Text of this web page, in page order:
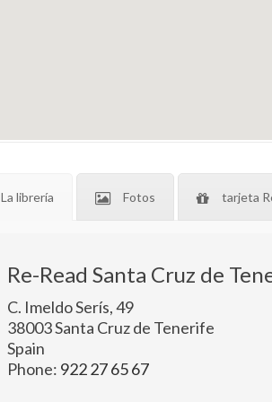
La librería Fotos tarjeta
Re-Read Santa Cruz de
C. Imeldo Serís, 49
38003Santa Cruz de Tenerife
Spain
Phone: 922 27 65 67